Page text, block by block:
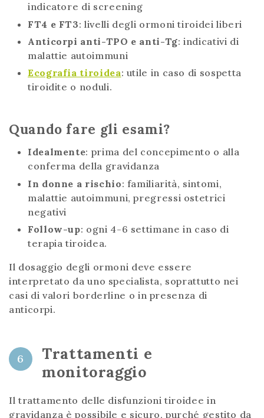
indicatore di screening
FT4 e FT3: livelli degli ormoni tiroidei liberi
Anticorpi anti-TPO e anti-Tg: indicativi di
malattie autoimmuni
Ecografia tiroidea: utile in caso di sospetta
tiroidite o noduli.
Quando fare gli esami?
Idealmente: prima del concepimento o alla
conferma della gravidanza
In donne a rischio: familiarità, sintomi,
malattie autoimmuni, pregressi ostetrici
negativi
Follow-up: ogni 4-6 settimane in caso di
terapia tiroidea.
Il dosaggio degli ormoni deve essere
interpretato da uno specialista, soprattutto nei
casi di valori borderline o in presenza di
anticorpi.
6
Trattamenti e
monitoraggio
Il trattamento delle disfunzioni tiroidee in
gravidanza è possibile e sicuro, purché gestito da